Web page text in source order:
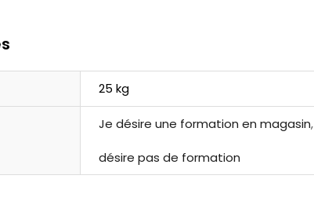
25 kg
Je désire une formation en magasin,
désire pas de formation